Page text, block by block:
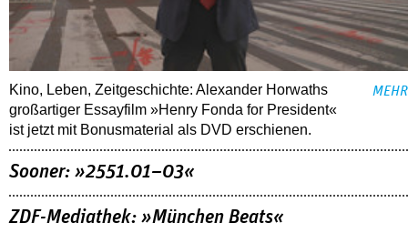
Kino, Leben, Zeitgeschichte: Alexander Horwaths
großartiger Essayfilm »Henry Fonda for President«
ist jetzt mit Bonusmaterial als DVD erschienen.
MEHR
Sooner: »2551.01–03«
ZDF-Mediathek: »München Beats«